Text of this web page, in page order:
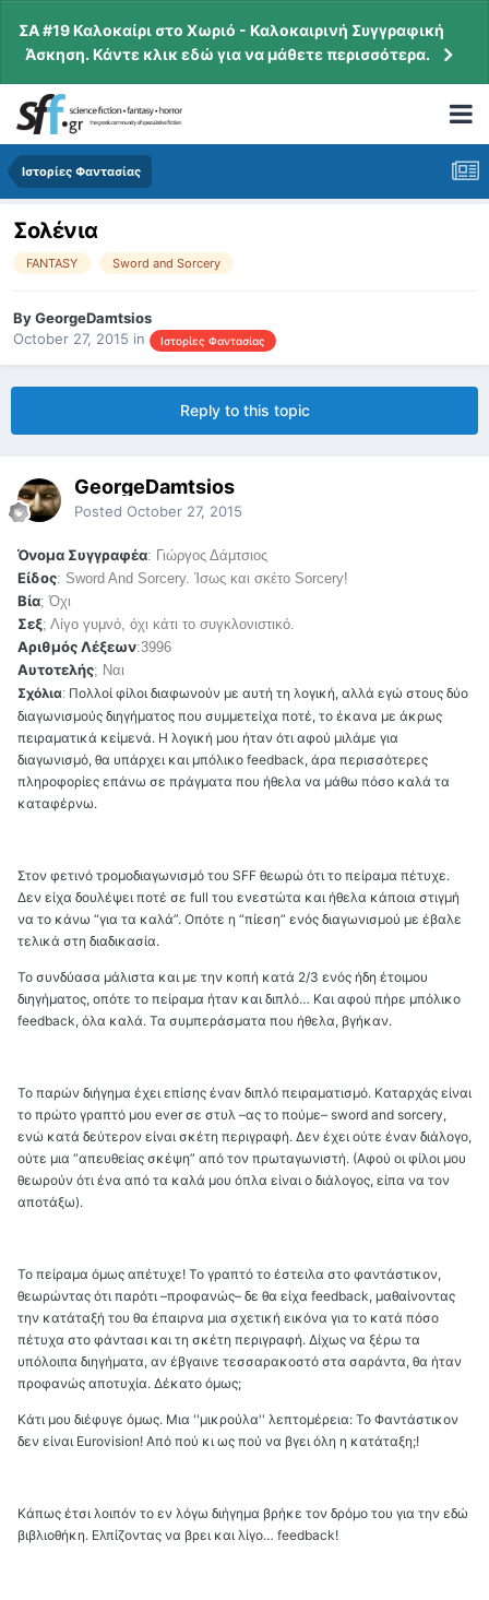
ΣΑ #19 Καλοκαίρι στο Χωριό - Καλοκαιρινή Συγγραφική
Άσκηση. Κάντε κλικ εδώ για να μάθετε περισσότερα.
Ιστορίες Φαντασίας
Σολένια
FANTASY Sword and Sorcery
ByGeorgeDamtsios
October 27, 2015 in Ιστορίες Φαντασίας
Reply to this topic
GeorgeDamtsios
Posted October 27, 2015
Όνομα Συγγραφέα: Γιώργος Δάμτσιος
Είδος: Sword And Sorcery. Ίσως και σκέτο Sorcery!
Βία; Όχι
Σεξ; Λίγο γυμνό, όχι κάτι το συγκλονιστικό.
Αριθμός Λέξεων:3996
Αυτοτελής; Ναι
Σχόλια: Πολλοί φίλοι διαφωνούν με αυτή τη λογική, αλλά εγώ στους δύο
διαγωνισμούς διηγήματος που συμμετείχα ποτέ, το έκανα με άκρως
πειραματικά κείμενά. Η λογική μου ήταν ότι αφού μιλάμε για
διαγωνισμό, θα υπάρχει και μπόλικο feedback, άρα περισσότερες
πληροφορίες επάνω σε πράγματα που ήθελα να μάθω πόσο καλά τα
καταφέρνω.
Στον φετινό τρομοδιαγωνισμό του SFF θεωρώ ότι το πείραμα πέτυχε.
Δεν είχα δουλέψει ποτέ σε full του ενεστώτα και ήθελα κάποια στιγμή
να το κάνω “για τα καλά”. Οπότε η “πίεση” ενός διαγωνισμού με έβαλε
τελικά στη διαδικασία.
Το συνδύασα μάλιστα και με την κοπή κατά 2/3 ενός ήδη έτοιμου
διηγήματος, οπότε το πείραμα ήταν και διπλό… Και αφού πήρε μπόλικο
feedback, όλα καλά. Τα συμπεράσματα που ήθελα, βγήκαν.
Το παρών διήγημα έχει επίσης έναν διπλό πειραματισμό. Καταρχάς είναι
το πρώτο γραπτό μου ever σε στυλ –ας το πούμε– sword and sorcery,
ενώ κατά δεύτερον είναι σκέτη περιγραφή. Δεν έχει ούτε έναν διάλογο,
ούτε μια “απευθείας σκέψη” από τον πρωταγωνιστή. (Αφού οι φίλοι μου
θεωρούν ότι ένα από τα καλά μου όπλα είναι ο διάλογος, είπα να τον
αποτάξω).
Το πείραμα όμως απέτυχε! Το γραπτό το έστειλα στο φαντάστικον,
θεωρώντας ότι παρότι –προφανώς– δε θα είχα feedback, μαθαίνοντας
την κατάταξή του θα έπαιρνα μια σχετική εικόνα για το κατά πόσο
πέτυχα στο φάντασι και τη σκέτη περιγραφή. Δίχως να ξέρω τα
υπόλοιπα διηγήματα, αν έβγαινε τεσσαρακοστό στα σαράντα, θα ήταν
προφανώς αποτυχία. Δέκατο όμως;
Κάτι μου διέφυγε όμως. Μια ''μικρούλα'' λεπτομέρεια: Το Φαντάστικον
δεν είναι Eurovision! Από πού κι ως πού να βγει όλη η κατάταξη;!
Κάπως έτσι λοιπόν το εν λόγω διήγημα βρήκε τον δρόμο του για την εδώ
βιβλιοθήκη. Ελπίζοντας να βρει και λίγο… feedback!